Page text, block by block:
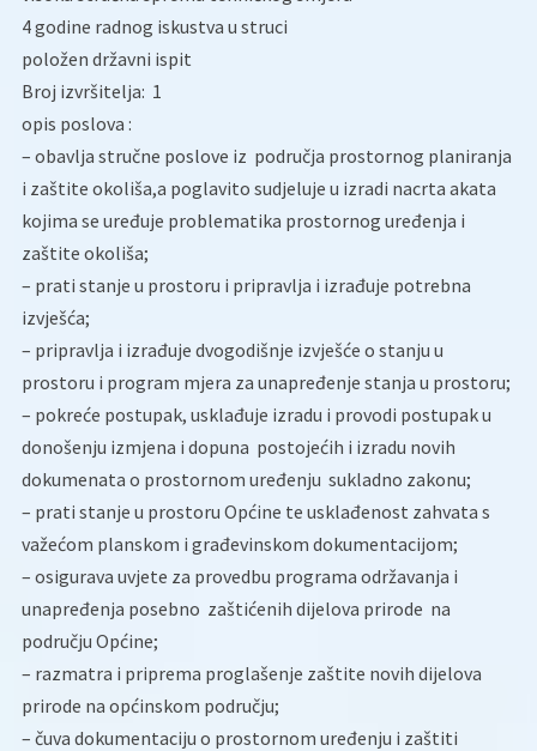
4 godine radnog iskustva u struci
položen državni ispit
Broj izvršitelja: 1
opis poslova :
– obavlja stručne poslove iz područja prostornog planiranja
i zaštite okoliša,a poglavito sudjeluje u izradi nacrta akata
kojima se uređuje problematika prostornog uređenja i
zaštite okoliša;
– prati stanje u prostoru i pripravlja i izrađuje potrebna
izvješća;
– pripravlja i izrađuje dvogodišnje izvješće o stanju u
prostoru i program mjera za unapređenje stanja u prostoru;
– pokreće postupak, usklađuje izradu i provodi postupak u
donošenju izmjena i dopuna postojećih i izradu novih
dokumenata o prostornom uređenju sukladno zakonu;
– prati stanje u prostoru Općine te usklađenost zahvata s
važećom planskom i građevinskom dokumentacijom;
– osigurava uvjete za provedbu programa održavanja i
unapređenja posebno zaštićenih dijelova prirode na
području Općine;
– razmatra i priprema proglašenje zaštite novih dijelova
prirode na općinskom području;
– čuva dokumentaciju o prostornom uređenju i zaštiti